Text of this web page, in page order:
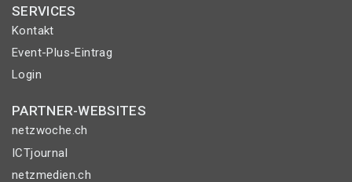
SERVICES
Kontakt
Event-Plus-Eintrag
Login
PARTNER-WEBSITES
netzwoche.ch
ICTjournal
netzmedien.ch